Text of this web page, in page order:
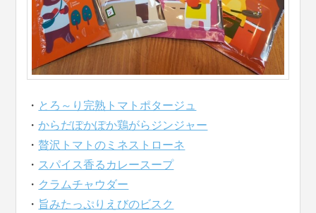
・ とろ～り完熟トマトポタージュ
・からだぽかぽか鶏がらジンジャー
・贅沢トマトのミネストローネ
・ スパイス香るカレースープ
・ クラムチャウダー
・ 旨みたっぷりえびのビスク